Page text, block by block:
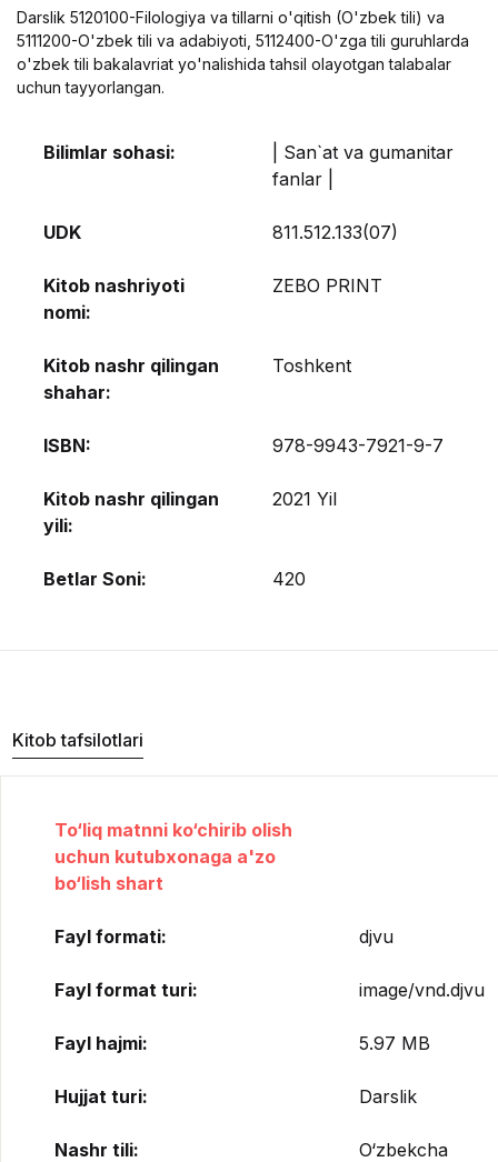
Darslik 5120100-Filologiya va tillarni o'qitish (O'zbek tili) va
5111200-O'zbek tili va adabiyoti, 5112400-O'zga tili guruhlarda
o'zbek tili bakalavriat yo'nalishida tahsil olayotgan talabalar
uchun tayyorlangan.
Bilimlar sohasi:
| San`at va gumanitar
fanlar |
UDK 811.512.133(07)
Kitob nashriyoti
nomi:
ZEBO PRINT
Kitob nashr qilingan
shahar:
Toshkent
ISBN: 978-9943-7921-9-7
Kitob nashr qilingan
yili:
2021 Yil
Betlar Soni: 420
Kitob tafsilotlari
To‘liq matnni ko‘chirib olish
uchun kutubxonaga a'zo
bo‘lish shart
Fayl formati: djvu
Fayl format turi: image/vnd.djvu
Fayl hajmi: 5.97 MB
Hujjat turi: Darslik
Nashr tili: O‘zbekcha